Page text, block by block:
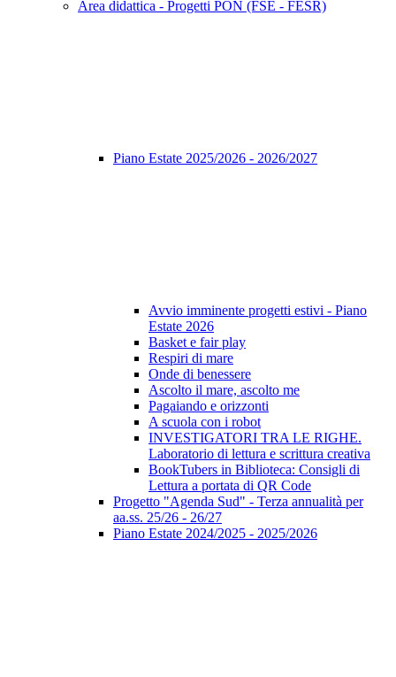
Area didattica - Progetti PON (FSE - FESR)
Piano Estate 2025/2026 - 2026/2027
Avvio imminente progetti estivi - Piano
Estate 2026
Basket e fair play
Respiri di mare
Onde di benessere
Ascolto il mare, ascolto me
Pagaiando e orizzonti
A scuola con i robot
INVESTIGATORI TRA LE RIGHE.
Laboratorio di lettura e scrittura creativa
BookTubers in Biblioteca: Consigli di
Lettura a portata di QR Code
Progetto "Agenda Sud" - Terza annualità per
aa.ss. 25/26 - 26/27
Piano Estate 2024/2025 - 2025/2026